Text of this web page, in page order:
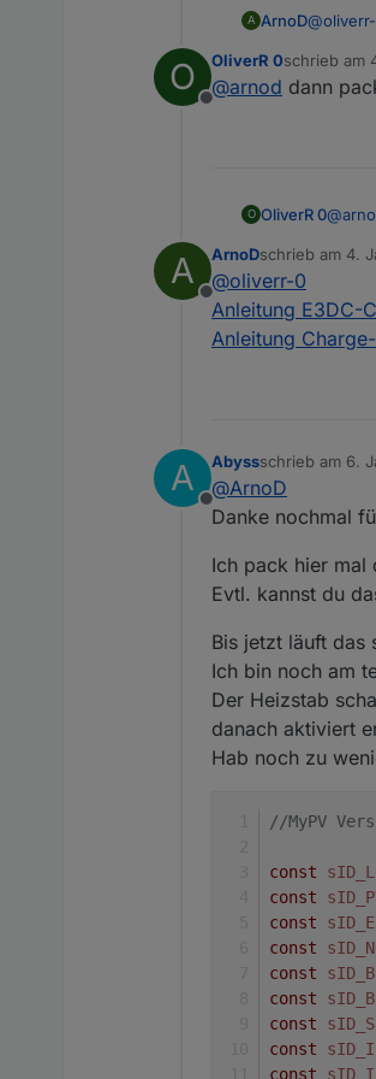
Wenn
A ArnoD@
Ich kann
O
Offline
OliverR 0schrieb am
zuletzt
@arnod dann
O OliverR 0@
A
Offline
ArnoDschrieb am 4.
zuletzt editiert
@oliverr-0
Anleitung E3DC-
Anleitung
A
Offline
Abyssschrieb am 6.
zuletzt editiert
@ArnoD
Danke nochmal
Ich pack hier mal
Evtl. kannst du
Bis jetzt läuft das
Ich bin noch am
Der Heizstab
danach aktiviert
Hab noch zu
//MyPV
const
const
const
const
const
const
const
const
const